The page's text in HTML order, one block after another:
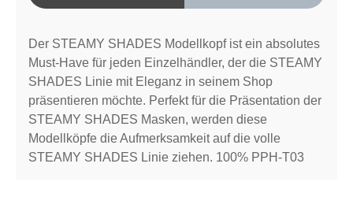
Der STEAMY SHADES Modellkopf ist ein absolutes
Must-Have für jeden Einzelhändler, der die STEAMY
SHADES Linie mit Eleganz in seinem Shop
präsentieren möchte. Perfekt für die Präsentation der
STEAMY SHADES Masken, werden diese
Modellköpfe die Aufmerksamkeit auf die volle
STEAMY SHADES Linie ziehen. 100% PPH-T03